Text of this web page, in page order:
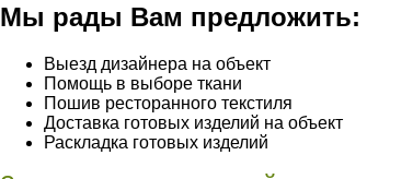
Мы рады Вам предложить:
Выезд дизайнера на объект
Помощь в выборе ткани
Пошив ресторанного текстиля
Доставка готовых изделий на объект
Раскладка готовых изделий